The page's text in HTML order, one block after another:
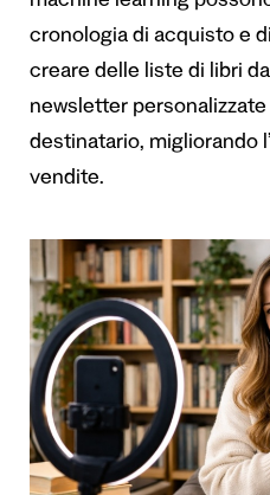
cronologia di acquisto e
creare delle liste di libri
newsletter
destinatario, migliorando
vendite.